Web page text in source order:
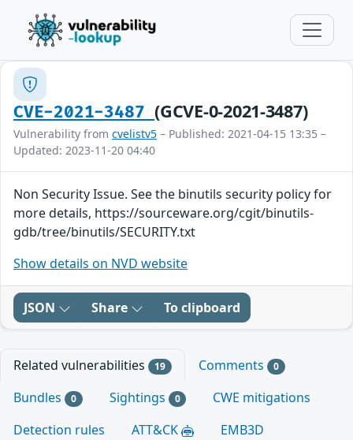
CVE-2021-3487(GCVE-0-2021-3487)
Vulnerability from cvelistv5 – Published: 2021-04-15 13:35 –
Updated: 2023-11-20 04:40
Non Security Issue. See the binutils security policy for
more details, https://sourceware.org/cgit/binutils-
gdb/tree/binutils/SECURITY.txt
Show details on NVD website
JSON Share To clipboard
Related vulnerabilities 19 Comments 0
Bundles 0 Sightings 0
CWE mitigations
Detection rules
ATT&CK EMB3D